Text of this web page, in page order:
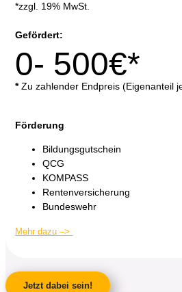
*zzgl. 19% MwSt.
Gefördert:
0- 500€*
*Zu zahlender Endpreis (Eigenanteil
Förderung
Bildungsgutschein
QCG
KOMPASS
Rentenversicherung
Bundeswehr
Mehr dazu –>
Jetzt dabei sein!